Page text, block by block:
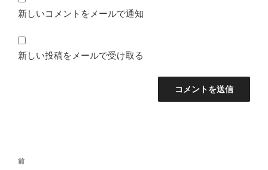
新しいコメントをメールで通知
新しい投稿をメールで受け取る
投
前
前